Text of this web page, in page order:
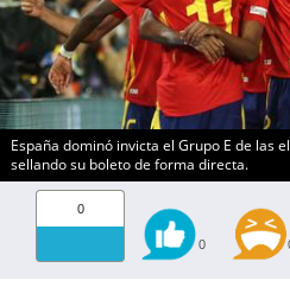
España dominó invicta el Grupo E de las
sellando su boleto de forma directa.
0
0